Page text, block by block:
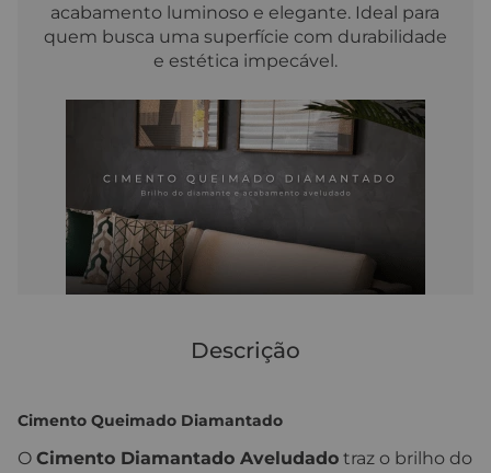
acabamento luminoso e elegante. Ideal para
quem busca uma superfície com durabilidade
e estética impecável.
Descrição
Cimento Queimado Diamantado
O Cimento Diamantado Aveludado traz o brilho do